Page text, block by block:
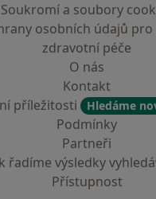
Soukromí a soubory
osobních údajů
zdravotní péče
O nás
Kontakt
příležitosti
Hledáme
Podmínky
Partneři
řadíme výsledky
Přístupnost